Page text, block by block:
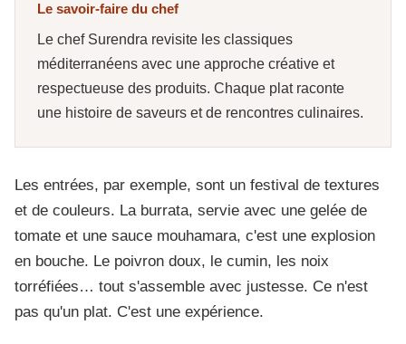
Le savoir-faire du chef
Le chef Surendra revisite les classiques
méditerranéens avec une approche créative et
respectueuse des produits. Chaque plat raconte
une histoire de saveurs et de rencontres culinaires.
Les entrées, par exemple, sont un festival de textures
et de couleurs. La burrata, servie avec une gelée de
tomate et une sauce mouhamara, c'est une explosion
en bouche. Le poivron doux, le cumin, les noix
torréfiées… tout s'assemble avec justesse. Ce n'est
pas qu'un plat. C'est une expérience.